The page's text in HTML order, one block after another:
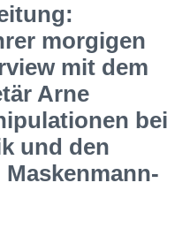
morgigen
mit dem
Arne
bei
und den